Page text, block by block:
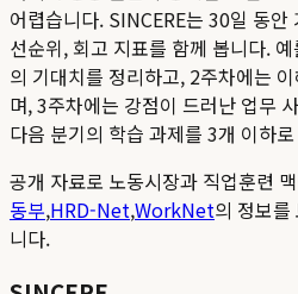
어렵습니다. SINCERE는 30일 동
선순위, 회고 지표를 함께 봅니다.
의 기대치를 정리하고, 2주차에는
며, 3주차에는 강점이 드러난 업무
다음 분기의 학습 과제를 3개 이하
공개 자료로 노동시장과 직업훈련
동부,HRD-Net,WorkNet의 정보를
니다.